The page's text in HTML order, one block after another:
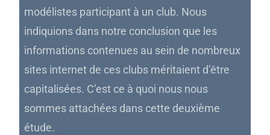
modélistes participant à un club. Nous
indiquions dans notre conclusion que les
informations contenues au sein de nombreux
sites internet de ces clubs méritaient d’être
capitalisées. C’est ce à quoi nous nous
sommes attachées dans cette deuxième
étude.